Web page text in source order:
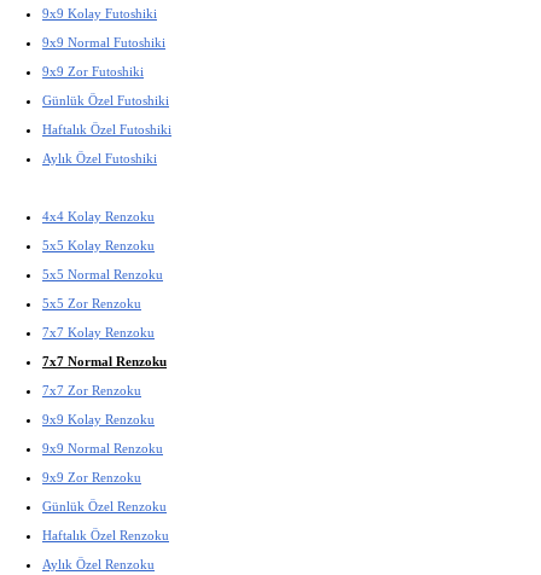
9x9 Kolay Futoshiki
9x9 Normal Futoshiki
9x9 Zor Futoshiki
Günlük Özel Futoshiki
Haftalık Özel Futoshiki
Aylık Özel Futoshiki
4x4 Kolay Renzoku
5x5 Kolay Renzoku
5x5 Normal Renzoku
5x5 Zor Renzoku
7x7 Kolay Renzoku
7x7 Normal Renzoku
7x7 Zor Renzoku
9x9 Kolay Renzoku
9x9 Normal Renzoku
9x9 Zor Renzoku
Günlük Özel Renzoku
Haftalık Özel Renzoku
Aylık Özel Renzoku